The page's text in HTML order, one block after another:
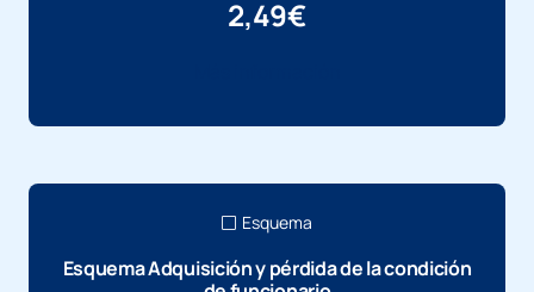
2,49€
Esquema
Esquema Adquisición y pérdida de la condición